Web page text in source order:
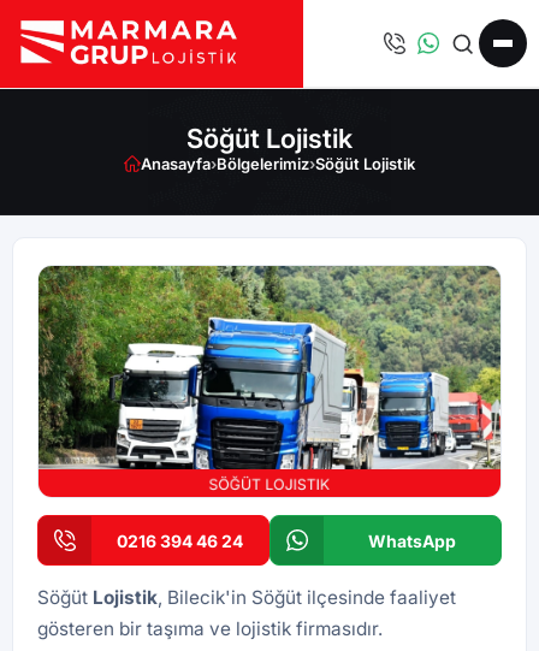
Söğüt Lojistik
Anasayfa›Bölgelerimiz›Söğüt Lojistik
0216 394 46 24 WhatsApp
Söğüt Lojistik, Bilecik'in Söğüt ilçesinde faaliyet
gösteren bir taşıma ve lojistik firmasıdır.